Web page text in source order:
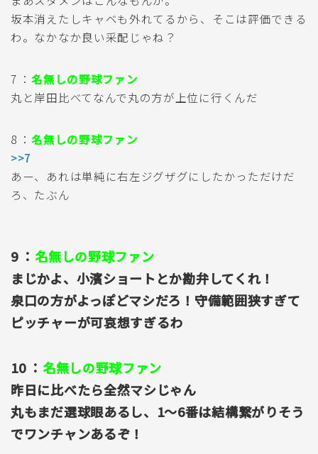
坂本消えたしキャベも外れてるから、そこは評価できる
わ。なかなか良い采配じゃね？
7 ：名無しの野球ファン
丸と岸田比べてなんで丸の方が上位に行くんだ
8 ：名無しの野球ファン
>>7
あー、あれは単純に右左ジグザグにしたかっただけだ
ろ、たぶん
9 ：名無しの野球ファン
まじかよ、小濱ショートとか勘弁してくれ！
泉口の方がよっぽどマシだろ！守備範囲狭すぎて
ピッチャーが可哀想すぎるわ
10 ： 名無しの野球ファン
昨日に比べたら全然マシじゃん
丸もまだ選球眼あるし、1～6番は結構繋がりそう
でワンチャンあるぞ！